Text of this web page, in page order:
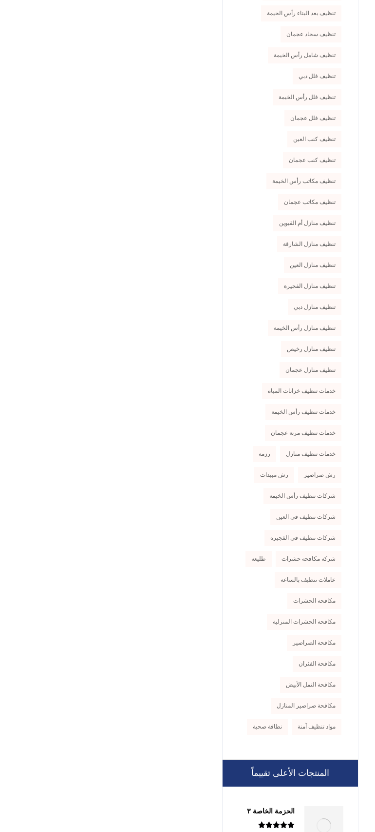
تنظيف بعد البناء رأس الخيمة
تنظيف سجاد عجمان
تنظيف شامل رأس الخيمة
تنظيف فلل دبي
تنظيف فلل رأس الخيمة
تنظيف فلل عجمان
تنظيف كنب العين
تنظيف كنب عجمان
تنظيف مكاتب رأس الخيمة
تنظيف مكاتب عجمان
تنظيف منازل أم القيوين
تنظيف منازل الشارقة
تنظيف منازل العين
تنظيف منازل الفجيرة
تنظيف منازل دبي
تنظيف منازل رأس الخيمة
تنظيف منازل رخيص
تنظيف منازل عجمان
خدمات تنظيف خزانات المياه
خدمات تنظيف رأس الخيمة
خدمات تنظيف مرنة عجمان
خدمات تنظيف منازل رزمة
رش صراصير رش مبيدات
شركات تنظيف رأس الخيمة
شركات تنظيف في العين
شركات تنظيف في الفجيرة
شركة مكافحة حشرات طليعة
عاملات تنظيف بالساعة
مكافحة الحشرات
مكافحة الحشرات المنزلية
مكافحة الصراصير
مكافحة الفئران
مكافحة النمل الأبيض
مكافحة صراصير المنازل
مواد تنظيف آمنة نظافة صحية
المنتجات الأعلى تقييماً
الحزمة الخاصة ٣